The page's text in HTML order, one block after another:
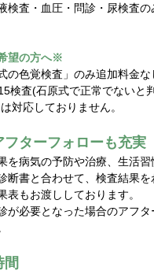
査・血圧・問診・尿検査の
望の方へ※
の色覚検査」のみ追加料金な
検査(石原式で正常でないと
対応しておりません。
ターフォローも充実
を病気の予防や治療、⽣活
断書と合わせて、検査結果を
表もお渡ししております。
が必要となった場合のアフタ